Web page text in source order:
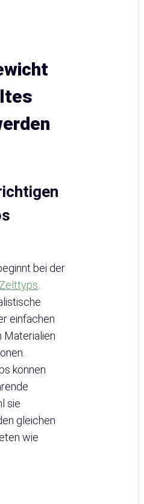
bei der
Zelttyps.
einfachen
Materialien
können
sie
gleichen
wie